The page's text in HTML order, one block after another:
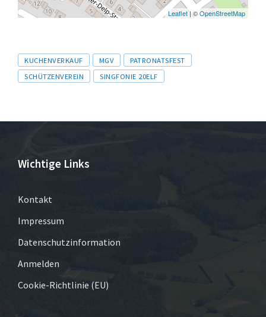
Leaflet| ©OpenStreetMap
Tags
KUCHENVERKAUF MGV
PATRONATSFEST
SCHÜTZENVEREIN
SINGFONIE 20ELF
Wichtige Links
Kontakt
Impressum
Datenschutzinformation
Anmelden
Cookie-Richtlinie (EU)